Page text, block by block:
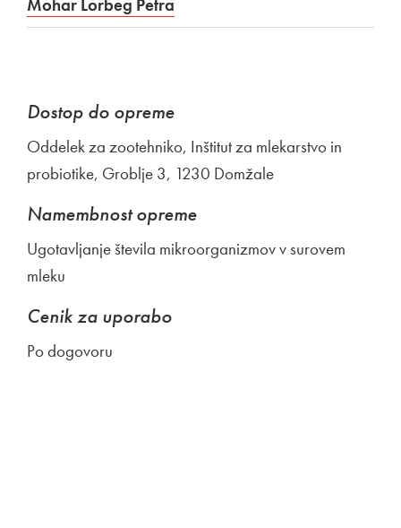
Mohar Lorbeg Petra
Dostop do opreme
Oddelek za zootehniko, Inštitut za mlekarstvo in
probiotike, Groblje 3, 1230 Domžale
Namembnost opreme
Ugotavljanje števila mikroorganizmov v surovem
mleku
Cenik za uporabo
Po dogovoru